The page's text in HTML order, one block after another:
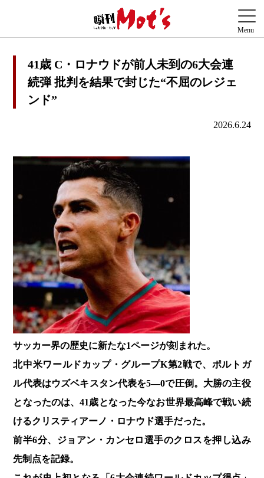
41歳 C・ロナウドが前人未到の6大会連
続弾 批判を結果で封じた“不屈のレジェ
ンド”
2026.6.24
サッカー界の歴史に新たな1ページが刻まれた。
北中米ワールドカップ・グループK第2戦で、ポルトガ
ル代表はウズベキスタン代表を5―0で圧倒。大勝の主役
となったのは、41歳となった今なお世界最高峰で戦い続
けるクリスティアーノ・ロナウド選手だった。
前半6分、ジョアン・カンセロ選手のクロスを押し込み
先制点を記録。